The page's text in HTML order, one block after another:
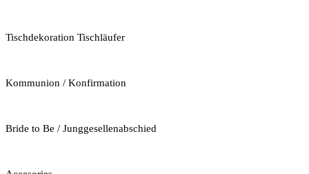
Tischdekoration Tischläufer
Kommunion / Konfirmation
Bride to Be / Junggesellenabschied